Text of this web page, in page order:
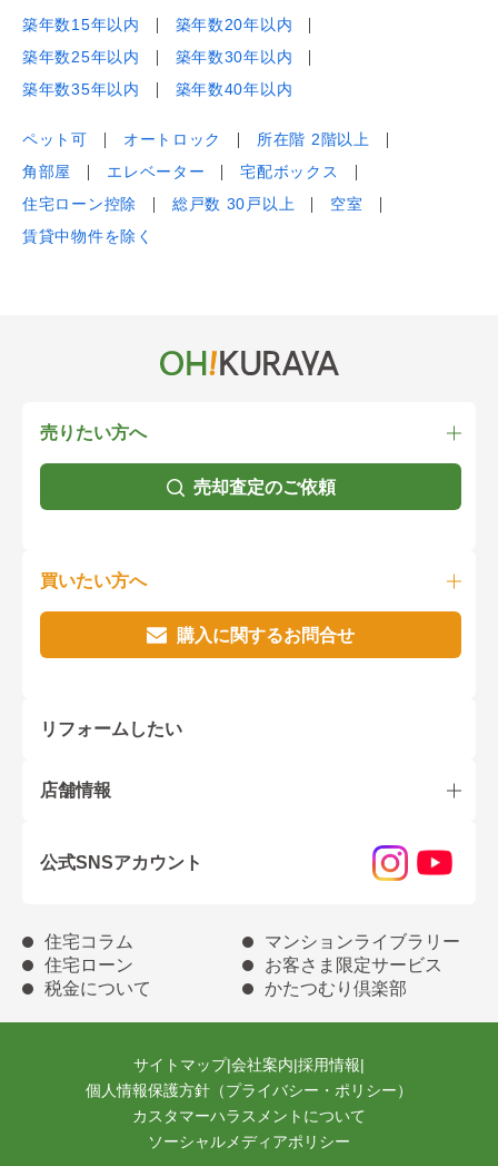
築年数15年以内
築年数20年以内
築年数25年以内
築年数30年以内
築年数35年以内
築年数40年以内
ペット可 オートロック
所在階 2階以上
角部屋
エレベーター
宅配ボックス
住宅ローン控除
総戸数 30戸以上
空室
賃貸中物件を除く
売りたい方へ
売却査定のご依頼
買いたい方へ
購入に関するお問合せ
リフォームしたい
店舗情報
公式SNSアカウント
住宅コラム
マンションライブラリー
住宅ローン
お客さま限定サービス
税金について
かたつむり倶楽部
サイトマップ|会社案内|採用情報|
個人情報保護方針（プライバシー・ポリシー）
カスタマーハラスメントについて
ソーシャルメディアポリシー